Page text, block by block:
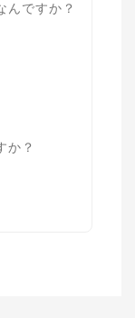
んですか？
か？